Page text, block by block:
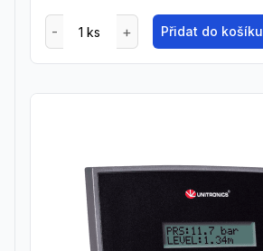
Přidat do košíku